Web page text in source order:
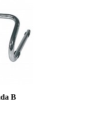
B